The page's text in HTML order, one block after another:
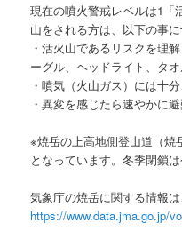
現在の噴火警戒レベルは1「
山をされる方は、以下の事
・活火山であるリスクを理
ーグル、ヘッドライト、タ
・噴気（火山ガス）には十分
・異変を感じたら速やかに避
※焼岳の上高地側登山道（焼
となっています。冬季閉鎖
気象庁の焼岳に関する情報
https://www.data.jma.go.jp/